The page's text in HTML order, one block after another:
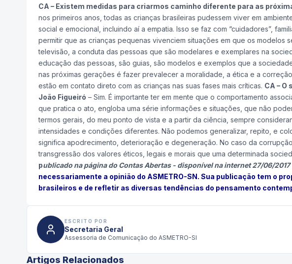
CA – Existem medidas para criarmos caminho diferente para as
nos primeiros anos, todas as crianças brasileiras pudessem viver em
social e emocional, incluindo aí a empatia. Isso se faz com “cuidadores”,
permitir que as crianças pequenas vivenciem situações em que os modelos
televisão, a conduta das pessoas que são modelares e exemplares na
educação das pessoas, são guias, são modelos e exemplos que a
nas próximas gerações é fazer prevalecer a moralidade, a ética e a
estão em contato direto com as crianças nas suas fases mais críticas. CA –
João Figueiró – Sim. É importante ter em mente que o comportamento
que pratica o ato, engloba uma série informações e situações, que não
termos gerais, do meu ponto de vista e a partir da ciência, sempre
intensidades e condições diferentes. Não podemos generalizar, repito, e
significa apodrecimento, deterioração e degeneração. No caso da
transgressão dos valores éticos, legais e morais que uma determinada
publicado na página do Contas Abertas- disponível na internet 27/06/2017
necessariamente a opinião do ASMETRO-SN. Sua publicação tem o
brasileiros e de refletir as diversas tendências do pensamento
ESCRITO POR
Secretaria Geral
Assessoria de Comunicação do ASMETRO-SI
Artigos Relacionados